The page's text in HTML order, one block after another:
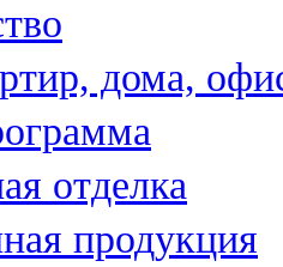
дома,
отделка
продукция